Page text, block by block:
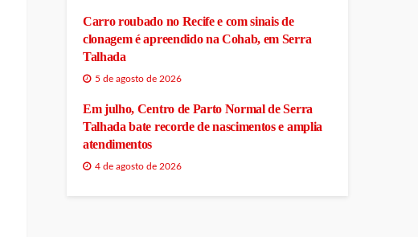
Carro roubado no Recife e com sinais de
clonagem é apreendido na Cohab, em Serra
Talhada
5 de agosto de 2026
Em julho, Centro de Parto Normal de Serra
Talhada bate recorde de nascimentos e amplia
atendimentos
4 de agosto de 2026